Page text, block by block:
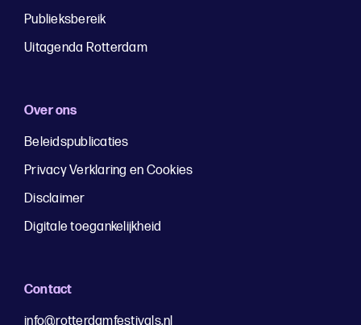
Publieksbereik
Uitagenda Rotterdam
Over ons
Beleidspublicaties
Privacy Verklaring en Cookies
Disclaimer
Digitale toegankelijkheid
Contact
info@rotterdamfestivals.nl